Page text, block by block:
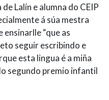
Lalín e alumna do CEIP
á súa mestra
ensinarlle “que as
seguir escribindo e
esta lingua é a miña
segundo premio infantil